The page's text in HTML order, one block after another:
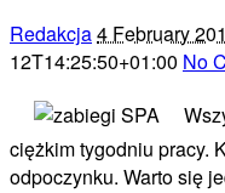
Redakcja4 February
12T14:25:50+01:00 No
ciężkim tygodniu pracy.
odpoczynku. Warto się